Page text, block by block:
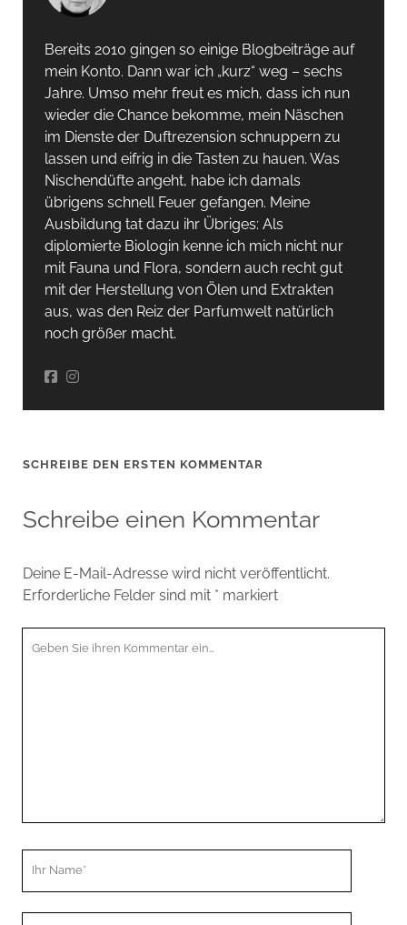
Bereits 2010 gingen so einige Blogbeiträge auf
mein Konto. Dann war ich „kurz“ weg – sechs
Jahre. Umso mehr freut es mich, dass ich nun
wieder die Chance bekomme, mein Näschen
im Dienste der Duftrezension schnuppern zu
lassen und eifrig in die Tasten zu hauen. Was
Nischendüfte angeht, habe ich damals
übrigens schnell Feuer gefangen. Meine
Ausbildung tat dazu ihr Übriges: Als
diplomierte Biologin kenne ich mich nicht nur
mit Fauna und Flora, sondern auch recht gut
mit der Herstellung von Ölen und Extrakten
aus, was den Reiz der Parfumwelt natürlich
noch größer macht.
SCHREIBE DEN ERSTEN KOMMENTAR
Schreibe einen Kommentar
Deine E-Mail-Adresse wird nicht veröffentlicht.
Erforderliche Felder sind mit * markiert